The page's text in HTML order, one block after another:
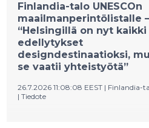
Finlandia-talo UNESCOn
maailmanperintölistalle –
“Helsingillä on nyt kaikki
edellytykset
designdestinaatioksi,
se vaatii yhteistyötä”
26.7.2026 11:08:08 EEST | Finlandia-
| Tiedote